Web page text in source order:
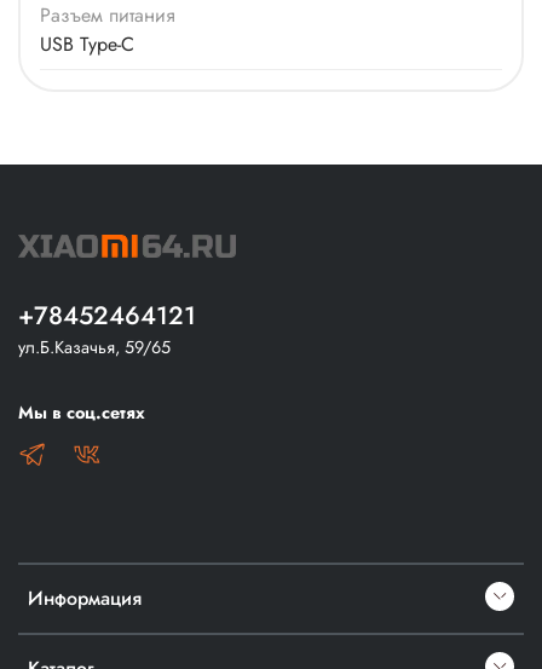
Разъем питания
USB Type-C
Информация
+78452464121
ул.Б.Казачья, 59/65
Мы в соц.сетях